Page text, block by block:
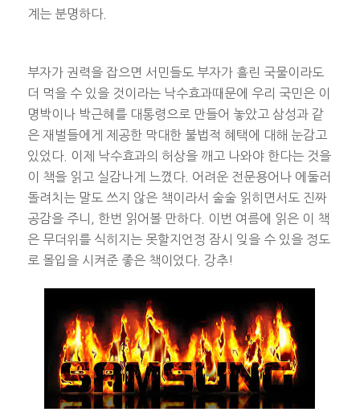
계는 분명하다.
부자가 권력을 잡으면 서민들도 부자가 흘린 국물이라도
더 먹을 수 있을 것이라는 낙수효과때문에 우리 국민은 이
명박이나 박근혜를 대통령으로 만들어 놓았고 삼성과 같
은 재벌들에게 제공한 막대한 불법적 혜택에 대해 눈감고
있었다. 이제 낙수효과의 허상을 깨고 나와야 한다는 것을
이 책을 읽고 실감나게 느꼈다. 어려운 전문용어나 에둘러
돌려치는 말도 쓰지 않은 책이라서 술술 읽히면서도 진짜
공감을 주니, 한번 읽어볼 만하다. 이번 여름에 읽은 이 책
은 무더위를 식히지는 못할지언정 잠시 잊을 수 있을 정도
로 몰입을 시켜준 좋은 책이었다. 강추!